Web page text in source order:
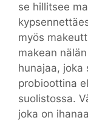
se hillitsee
myös
makean
hunajaa, joka
probioottina
suolistossa.
joka on